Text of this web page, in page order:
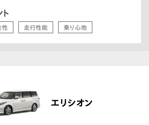
性 走行性能 乗り心地
エリシオン